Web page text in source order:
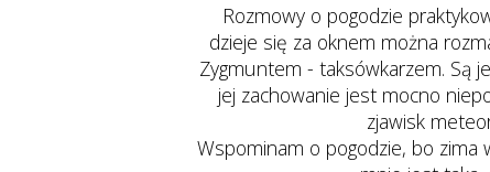
Rozmowy o pogodzie
dzieje się za oknem można
Zygmuntem - taksówkarzem. Są
jej zachowanie jest mocno
zjawisk
Wspominam o pogodzie, bo zima